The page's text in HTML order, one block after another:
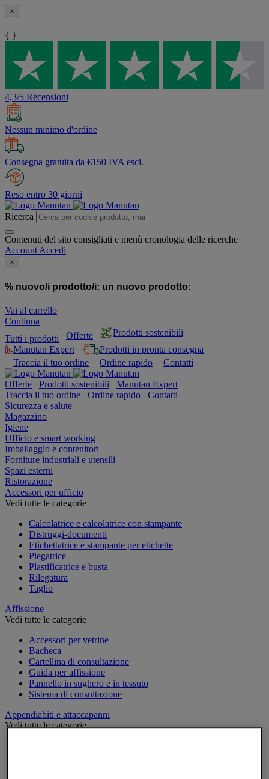
×
{ }
4,3/5 Recensioni
Nessun minimo d'ordine
Consegna gratuita da €150 IVA escl.
Reso entro 30 giorni
Ricerca
Contenuti del sito consigliati e menù cronologia delle ricerche
Account Accedi
×
% nuovo/i prodotto/i: un nuovo prodotto:
Vai al carrello
Continua
Tutti i prodotti
Offerte
Prodotti sostenibili
Manutan Expert
Prodotti in pronta consegna
Traccia il tuo ordine
Ordine rapido Contatti
Offerte Prodotti sostenibili
Manutan Expert
Traccia il tuo ordine
Ordine rapido
Contatti
Sicurezza e salute
Magazzino
Igiene
Ufficio e smart working
Imballaggio e contenitori
Forniture industriali e utensili
Spazi esterni
Ristorazione
Accessori per ufficio
Vedi tutte le categorie
Calcolatrice e calcolatrice con stampante
Distruggi-documenti
Etichettatrice e stampante per etichette
Piegatrice
Plastificatrice e busta
Rilegatura
Taglio
Affissione
Vedi tutte le categorie
Accessori per vetrine
Bacheca
Cartellina di consultazione
Guida per affissione
Pannello in sughero e in tessuto
Sistema di consultazione
Appendiabiti e attaccapanni
Vedi tutte le categorie